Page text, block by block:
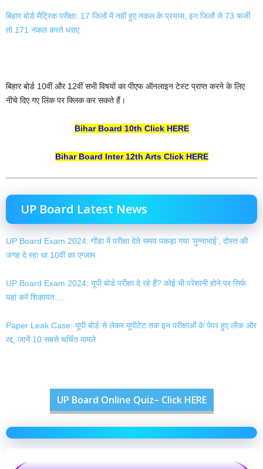
बिहार बोर्ड मैट्रिक परीक्षा: 17 जिलों में नहीं हुए नकल के प्रयास, इन जिलों से 73 फर्जी
तो 171 नकल करते धराए
बिहार बोर्ड 10वीं और 12वीं सभी विषयों का पीएफ ऑनलाइन टेस्ट प्राप्त करने के लिए
नीचे दिए गए लिंक पर क्लिक कर सकते हैं।
Bihar Board 10th Click HERE
Bihar Board Inter 12th Arts Click HERE
UP Board Latest News
UP Board Exam 2024: गोंडा में परीक्षा देते समय पकड़ा गया ‘मुन्नाभाई’, दोस्त की
जगह दे रहा था 10वीं का एग्जाम
UP Board Exam 2024: यूपी बोर्ड परीक्षा दे रहे हैं? कोई भी परेशानी होने पर सिर्फ
यहां करें शिकायत….
Paper Leak Case: यूपी बोर्ड से लेकर यूपीटेट तक इन परीक्षाओं के पेपर हुए लीक और
रद्द, जानें 10 सबसे चर्चित मामले
UP Board Online Quiz– Click HERE